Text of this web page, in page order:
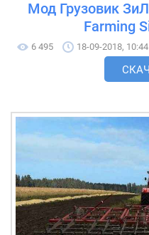
Мод Грузовик
Farming
6 495 18-09-2018, 10:44